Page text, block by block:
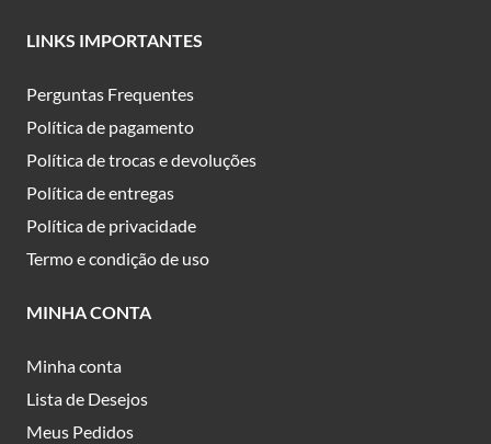
LINKS IMPORTANTES
Perguntas Frequentes
Política de pagamento
Política de trocas e devoluções
Política de entregas
Política de privacidade
Termo e condição de uso
MINHA CONTA
Minha conta
Lista de Desejos
Meus Pedidos